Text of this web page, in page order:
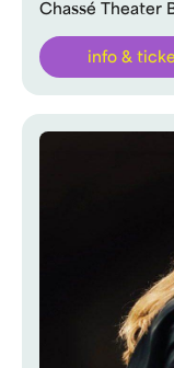
Chassé Theater
info &